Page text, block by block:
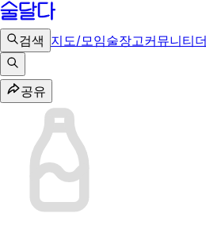
검색 지도/모임술장고커뮤니티
공유